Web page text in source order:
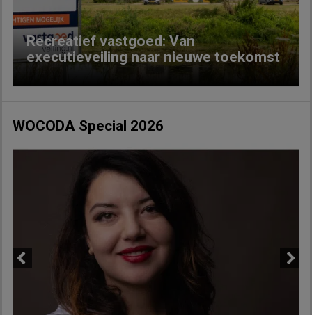
Recreatief vastgoed: Van
executieveiling naar nieuwe toekomst
WOCODA Special 2026